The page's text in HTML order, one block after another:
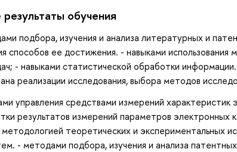
обучения
подбора, изучения и анализа литературных и
способов ее достижения. - навыками
- навыками статистической обработки
реализации исследования, выбора методов
управления средствами измерений
результатов измерений параметров электронных
теоретических и экспериментальных
- методами подбора, изучения и анализа